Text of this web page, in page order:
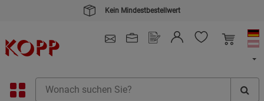
Kein Mindestbestellwert